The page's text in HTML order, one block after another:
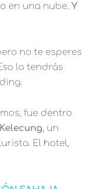
en una nube. Y
no te esperes
lo tendrás
fue dentro
Kelecung, un
El hotel,